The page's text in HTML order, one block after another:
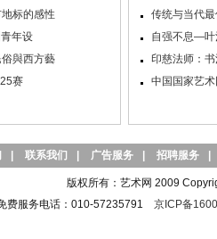
标的感性
年设
俗與西方藝
赛
传统与当代
自强不息—叶
印慈法师：
中国国家艺
| 联系我们 | 广告服务 | 招聘服务 |
版权所有：艺术网 2009
费服务电话：010-57235791 京ICP备